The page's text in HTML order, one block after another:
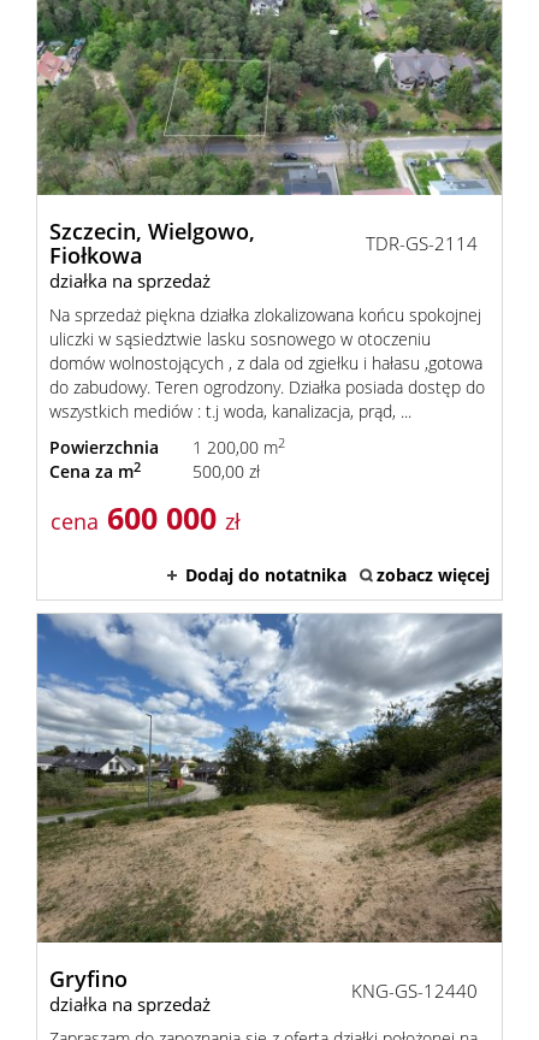
Szczecin, Wielgowo,
Fiołkowa
działka na sprzedaż
TDR-GS-2114
Na sprzedaż piękna działka zlokalizowana końcu spokojnej
uliczki w sąsiedztwie lasku sosnowego w otoczeniu
domów wolnostojących , z dala od zgiełku i hałasu ,gotowa
do zabudowy. Teren ogrodzony. Działka posiada dostęp do
wszystkich mediów : t.j woda, kanalizacja, prąd, ...
Powierzchnia
1 200,00 m2
Cena za m2 500,00 zł
cena 600 000 zł
Dodaj do notatnika zobacz więcej
Gryfino
działka na sprzedaż
KNG-GS-12440